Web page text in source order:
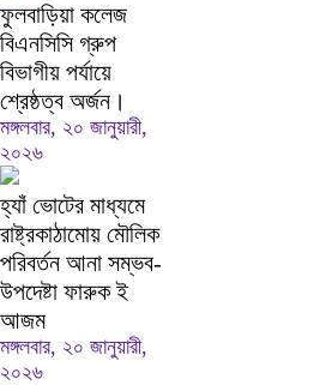
ফুলবাড়িয়া কলেজ
বিএনসিসি গ্রুপ
বিভাগীয় পর্যায়ে
শ্রেষ্ঠত্ব অর্জন।
মঙ্গলবার, ২০ জানুয়ারী,
২০২৬
হ্যাঁ ভোটের মাধ্যমে
রাষ্ট্রকাঠামোয় মৌলিক
পরিবর্তন আনা সম্ভব-
উপদেষ্টা ফারুক ই
আজম
মঙ্গলবার, ২০ জানুয়ারী,
২০২৬